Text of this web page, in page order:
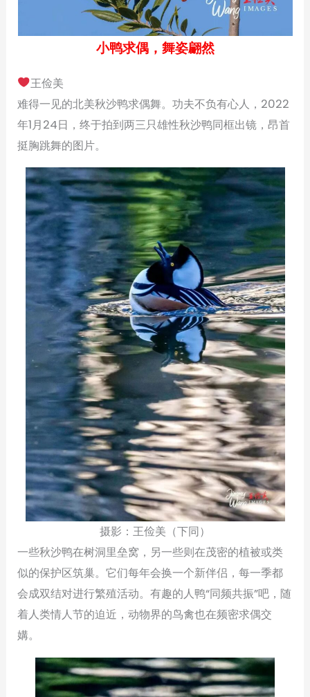
小鸭求偶，舞姿翩然
王俭美
难得一见的北美秋沙鸭求偶舞。功夫不负有心人，2022
年1月24日，终于拍到两三只雄性秋沙鸭同框出镜，昂首
挺胸跳舞的图片。
摄影：王俭美（下同）
一些秋沙鸭在树洞里垒窝，另一些则在茂密的植被或类
似的保护区筑巢。它们每年会换一个新伴侣，每一季都
会成双结对进行繁殖活动。有趣的人鸭“同频共振”吧，随
着人类情人节的迫近，动物界的鸟禽也在频密求偶交
媾。